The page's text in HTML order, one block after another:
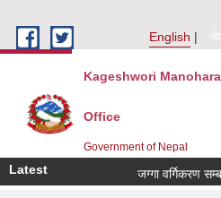
English
Kageshwori
Office
Government of Nepal
Latest जग्गा वर्गिकरण सम्बन्धी